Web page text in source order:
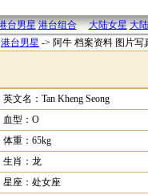
台男星 港台组合 大陆女星 大
港台男星 -> 阿牛 档案资料 图片
英文名：Tan Kheng Seong
血型：O
体重：65kg
生肖：龙
星座：处女座